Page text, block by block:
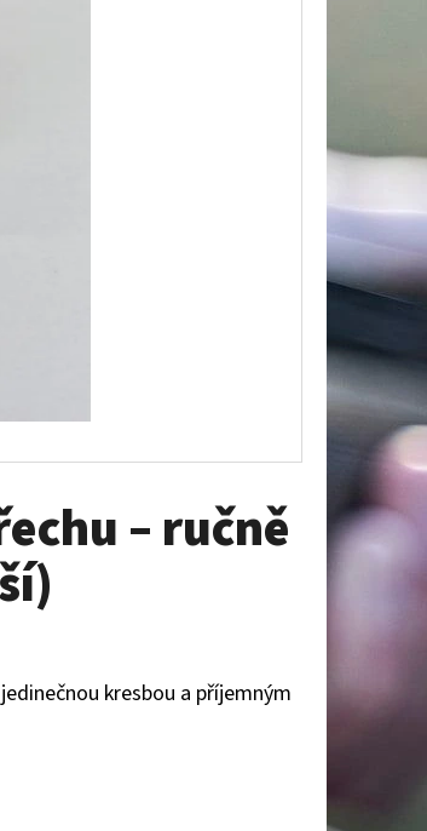
– ručně
kresbou a příjemným
–
HOR